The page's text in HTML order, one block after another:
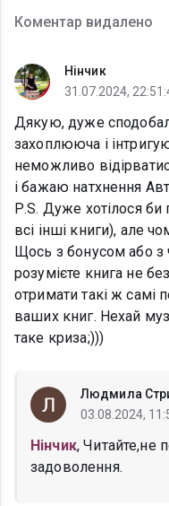
Коментар видалено
Нінчик
31.07.2024,
Дякую, дуже
захоплююча і
неможливо
і бажаю натхнення
Р.S. Дуже хотілося би
всі інші книги), але
Щось з бонусом або з
розумієте книга не
отримати такі ж самі
ваших книг. Нехай
таке криза;)))
Людмила
03.08.2024,
Нінчик, Читайте,не
задоволення.